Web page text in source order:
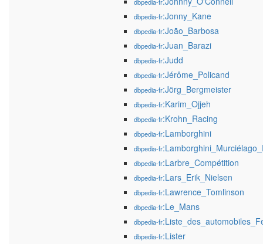
dbpedia-fr:Jonny_Kane
dbpedia-fr:João_Barbosa
dbpedia-fr:Juan_Barazi
dbpedia-fr:Judd
dbpedia-fr:Jérôme_Policand
dbpedia-fr:Jörg_Bergmeister
dbpedia-fr:Karim_Ojjeh
dbpedia-fr:Krohn_Racing
dbpedia-fr:Lamborghini
dbpedia-fr
dbpedia-fr:Larbre_Compétition
dbpedia-fr:Lars_Erik_Nielsen
dbpedia-fr:Lawrence_Tomlinson
dbpedia-fr:Le_Mans
dbpedia-fr
dbpedia-fr:Lister